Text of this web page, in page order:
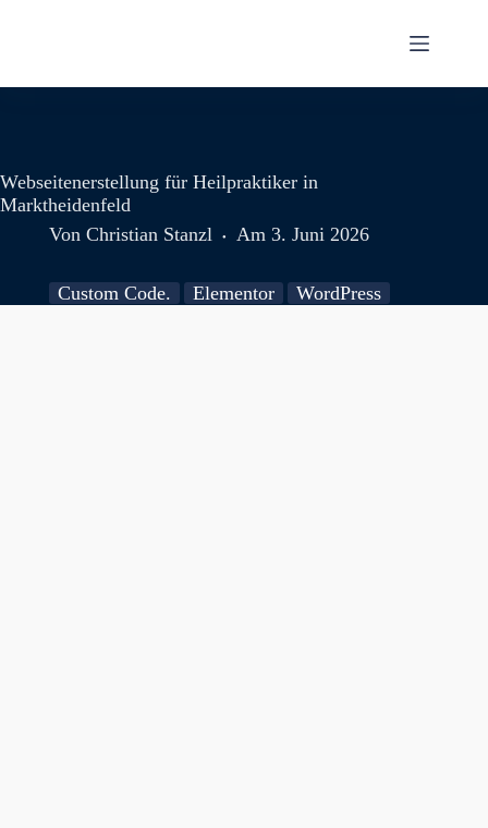
Webseitenerstellung für Heilpraktiker in
Marktheidenfeld
Von Christian Stanzl Am 3. Juni 2026
Custom Code. Elementor WordPress